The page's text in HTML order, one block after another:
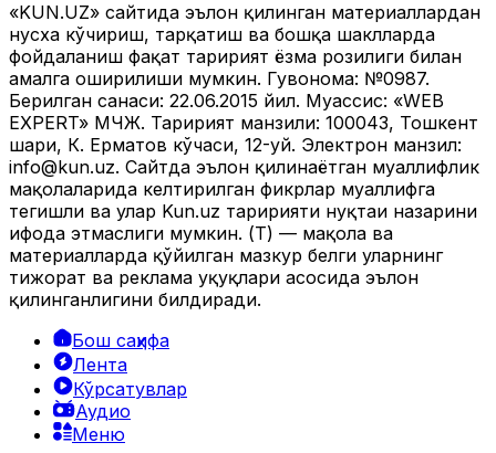
«KUN.UZ» сайтида эълон қилинган материаллардан
нусха кўчириш, тарқатиш ва бошқа шаклларда
фойдаланиш фақат таҳририят ёзма розилиги билан
амалга оширилиши мумкин. Гувоҳнома: №0987.
Берилган санаси: 22.06.2015 йил. Муассис: «WEB
EXPERT» МЧЖ. Таҳририят манзили: 100043, Тошкент
шаҳри, К. Ерматов кўчаси, 12-уй. Электрон манзил:
info@kun.uz. Сайтда эълон қилинаётган муаллифлик
мақолаларида келтирилган фикрлар муаллифга
тегишли ва улар Kun.uz таҳририяти нуқтаи назарини
ифода этмаслиги мумкин. (Т) — мақола ва
материалларда қўйилган мазкур белги уларнинг
тижорат ва реклама ҳуқуқлари асосида эълон
қилинганлигини билдиради.
Бош саҳифа
Лента
Кўрсатувлар
Аудио
Меню